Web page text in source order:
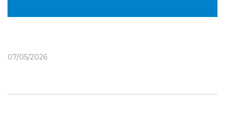
07/05/2026